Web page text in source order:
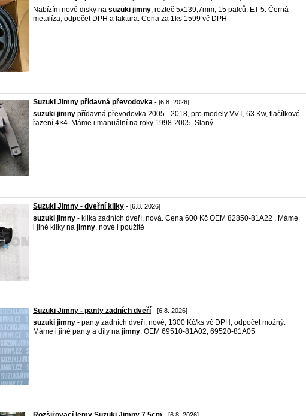
Nabízím nové disky na suzuki jimny, rozteč 5x139,7mm, 15 palců. ET 5. Černá
metalíza, odpočet DPH a faktura. Cena za 1ks 1599 vč DPH
Suzuki Jimny přídavná převodovka - [6.8. 2026]
suzuki jimny přídavná převodovka 2005 - 2018, pro modely VVT, 63 Kw, tlačítkové
řazení 4×4. Máme i manuální na roky 1998-2005. Slaný
Suzuki Jimny - dveřní kliky - [6.8. 2026]
suzuki jimny - klika zadních dveří, nová. Cena 600 Kč OEM 82850-81A22 . Máme
i jiné kliky na jimny, nové i použité
Suzuki Jimny - panty zadních dveří - [6.8. 2026]
suzuki jimny - panty zadních dveří, nové, 1300 Kč/ks vč DPH, odpočet možný.
Máme i jiné panty a díly na jimny. OEM 69510-81A02, 69520-81A05